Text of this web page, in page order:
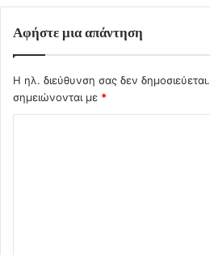
Αφήστε μια απάντηση
Η ηλ. διεύθυνση σας δεν δημοσιεύεται.
σημειώνονται με *